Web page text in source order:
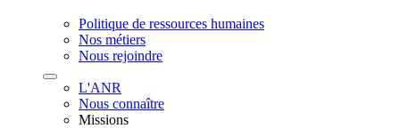
Politique de ressources humaines
Nos métiers
Nous rejoindre
L'ANR
Nous connaître
Missions